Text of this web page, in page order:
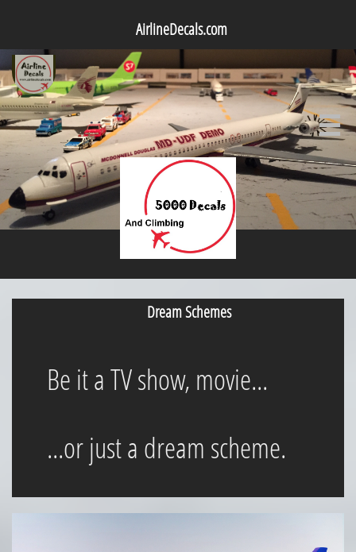
AirlineDecals.com

Dream Schemes
Be it a TV show, movie... ​
...or just a dream scheme.